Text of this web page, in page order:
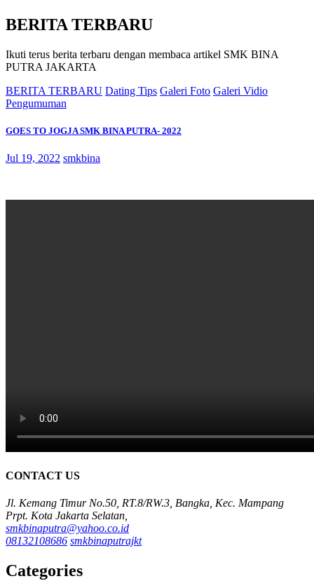
BERITA TERBARU
Ikuti terus berita terbaru dengan membaca artikel SMK BINA
PUTRA JAKARTA
BERITA TERBARU Dating Tips Galeri Foto Galeri Vidio
Pengumuman
GOES TO JOGJA SMK BINA PUTRA- 2022
Jul 19, 2022 smkbina
CONTACT US
Jl. Kemang Timur No.50, RT.8/RW.3, Bangka, Kec. Mampang
Prpt. Kota Jakarta Selatan,
smkbinaputra@yahoo.co.id
08132108686 smkbinaputrajkt
Categories